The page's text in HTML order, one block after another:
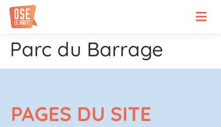
Parc du Barrage
PAGES DU SITE